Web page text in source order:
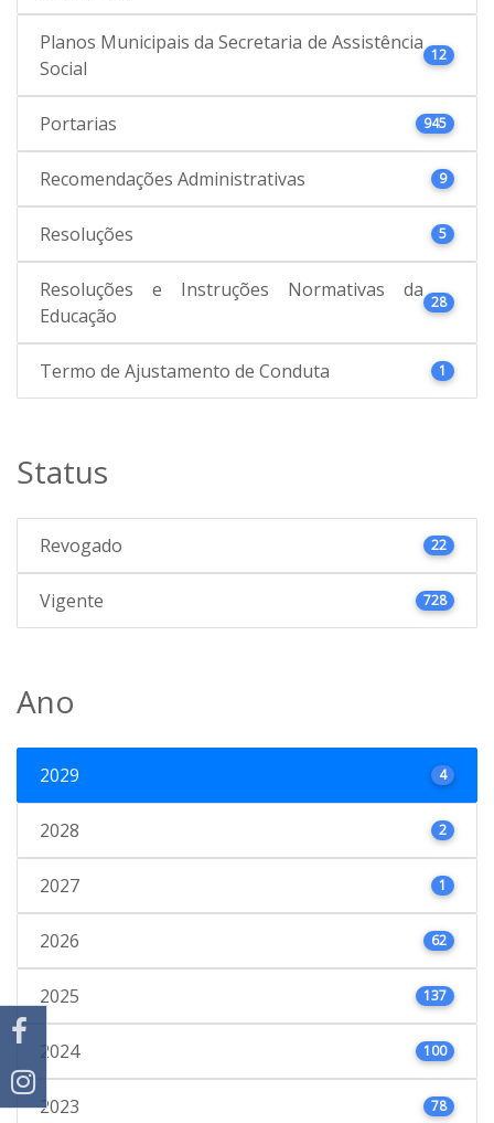
Planos Municipais da Secretaria de Assistência
Social
12
Portarias 945
Recomendações Administrativas 9
Resoluções 5
Resoluções e Instruções Normativas da
Educação
28
Termo de Ajustamento de Conduta 1
Status
Revogado 22
Vigente 728
Ano
2029 4
2028 2
2027 1
2026 62
2025 137
2024 100
2023 78